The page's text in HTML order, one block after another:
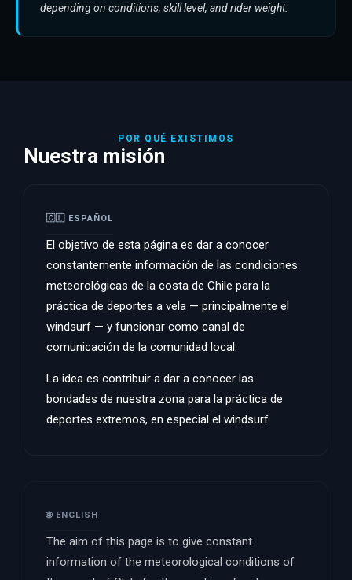
depending on conditions, skill level, and rider weight.
POR QUÉ EXISTIMOS
Nuestra misión
🇨🇱 ESPAÑOL
El objetivo de esta página es dar a conocer
constantemente información de las condiciones
meteorológicas de la costa de Chile para la
práctica de deportes a vela — principalmente el
windsurf — y funcionar como canal de
comunicación de la comunidad local.
La idea es contribuir a dar a conocer las
bondades de nuestra zona para la práctica de
deportes extremos, en especial el windsurf.
🌐 ENGLISH
The aim of this page is to give constant
information of the meteorological conditions of